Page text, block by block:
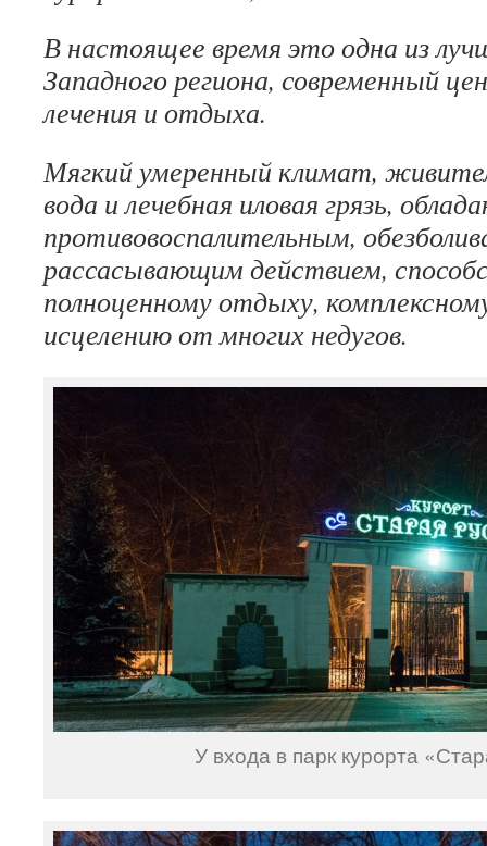
В настоящее время это одна из
Западного региона, современный
лечения и отдыха.
Мягкий умеренный климат,
вода и лечебная иловая грязь,
противовоспалительным,
рассасывающим действием,
полноценному отдыху,
исцелению от многих недугов.
У входа в парк курорта